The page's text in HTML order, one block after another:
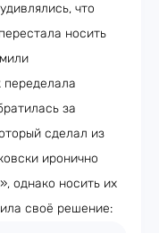
что
носить
переделала
за
сделал из
иронично
однако носить их
своё решение: